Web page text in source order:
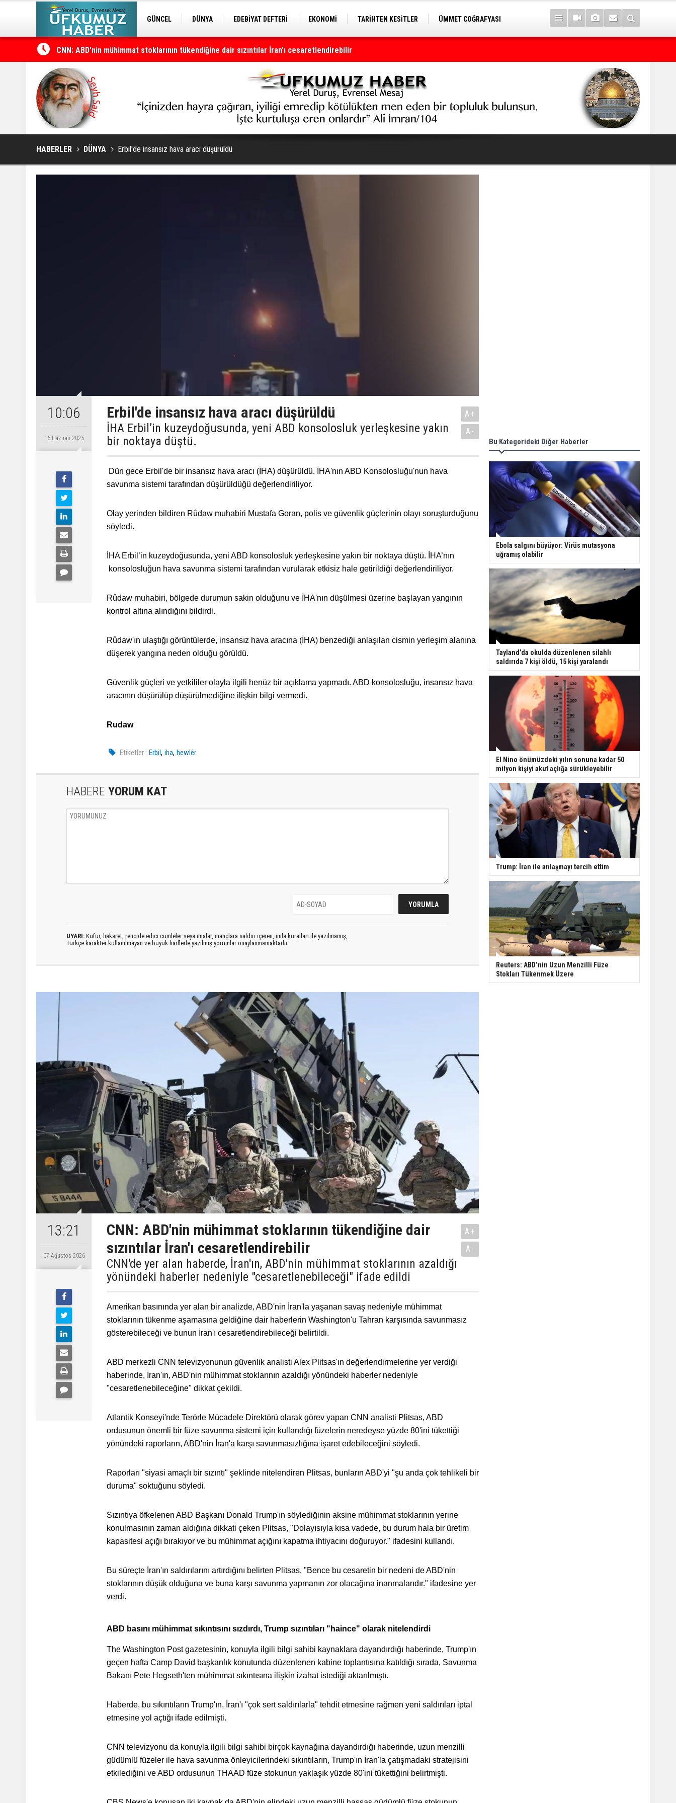
GÜNCEL DÜNYA EDEBİYAT DEFTERİ EKONOMİ TARİHTEN KESİTLER
ÜMMET COĞRAFYASI
CNN: ABD'nin mühimmat stoklarının tükendiğine dair sızıntılar İran'ı cesaretlendirebilir
HABERLER DÜNYA Erbil'de insansız hava aracı düşürüldü
10:06
16 Haziran 2025
Erbil'de insansız hava aracı düşürüldü
İHA Erbil’in kuzeydoğusunda, yeni ABD konsolosluk yerleşkesine yakın
bir noktaya düştü.
A+
A-
Dün gece Erbil'de bir insansız hava aracı (İHA) düşürüldü. İHA'nın ABD Konsolosluğu'nun hava
savunma sistemi tarafından düşürüldüğü değerlendiriliyor.
Olay yerinden bildiren Rûdaw muhabiri Mustafa Goran, polis ve güvenlik güçlerinin olayı soruşturduğunu
söyledi.
İHA Erbil’in kuzeydoğusunda, yeni ABD konsolosluk yerleşkesine yakın bir noktaya düştü. İHA’nın
konsolosluğun hava savunma sistemi tarafından vurularak etkisiz hale getirildiği değerlendiriliyor.
Rûdaw muhabiri, bölgede durumun sakin olduğunu ve İHA'nın düşülmesi üzerine başlayan yangının
kontrol altına alındığını bildirdi.
Rûdaw'ın ulaştığı görüntülerde, insansız hava aracına (İHA) benzediği anlaşılan cismin yerleşim alanına
düşerek yangına neden olduğu görüldü.
Güvenlik güçleri ve yetkililer olayla ilgili henüz bir açıklama yapmadı. ABD konsolosluğu, insansız hava
aracının düşürülüp düşürülmediğine ilişkin bilgi vermedi.
Rudaw
Etiketler : Erbil,iha,hewlêr
HABERE YORUM KAT
UYARI: Küfür, hakaret, rencide edici cümleler veya imalar, inançlara saldırı içeren, imla kuralları ile yazılmamış,
Türkçe karakter kullanılmayan ve büyük harflerle yazılmış yorumlar onaylanmamaktadır.
13:21
07 Ağustos 2026
CNN: ABD'nin mühimmat stoklarının tükendiğine dair
sızıntılar İran'ı cesaretlendirebilir
CNN'de yer alan haberde, İran'ın, ABD'nin mühimmat stoklarının azaldığı
yönündeki haberler nedeniyle "cesaretlenebileceği" ifade edildi
A+
A-
Amerikan basınında yer alan bir analizde, ABD'nin İran'la yaşanan savaş nedeniyle mühimmat
stoklarının tükenme aşamasına geldiğine dair haberlerin Washington'u Tahran karşısında savunmasız
gösterebileceği ve bunun İran'ı cesaretlendirebileceği belirtildi.
ABD merkezli CNN televizyonunun güvenlik analisti Alex Plitsas'ın değerlendirmelerine yer verdiği
haberinde, İran'ın, ABD'nin mühimmat stoklarının azaldığı yönündeki haberler nedeniyle
"cesaretlenebileceğine" dikkat çekildi.
Atlantik Konseyi'nde Terörle Mücadele Direktörü olarak görev yapan CNN analisti Plitsas, ABD
ordusunun önemli bir füze savunma sistemi için kullandığı füzelerin neredeyse yüzde 80'ini tükettiği
yönündeki raporların, ABD'nin İran'a karşı savunmasızlığına işaret edebileceğini söyledi.
Raporları "siyasi amaçlı bir sızıntı" şeklinde nitelendiren Plitsas, bunların ABD'yi "şu anda çok tehlikeli bir
duruma" soktuğunu söyledi.
Sızıntıya öfkelenen ABD Başkanı Donald Trump'ın söylediğinin aksine mühimmat stoklarının yerine
konulmasının zaman aldığına dikkati çeken Plitsas, "Dolayısıyla kısa vadede, bu durum hala bir üretim
kapasitesi açığı bırakıyor ve bu mühimmat açığını kapatma ihtiyacını doğuruyor." ifadesini kullandı.
Bu süreçte İran'ın saldırılarını artırdığını belirten Plitsas, "Bence bu cesaretin bir nedeni de ABD'nin
stoklarının düşük olduğuna ve buna karşı savunma yapmanın zor olacağına inanmalarıdır." ifadesine yer
verdi.
ABD basını mühimmat sıkıntısını sızdırdı, Trump sızıntıları "haince" olarak nitelendirdi
The Washington Post gazetesinin, konuyla ilgili bilgi sahibi kaynaklara dayandırdığı haberinde, Trump'ın
geçen hafta Camp David başkanlık konutunda düzenlenen kabine toplantısına katıldığı sırada, Savunma
Bakanı Pete Hegseth'ten mühimmat sıkıntısına ilişkin izahat istediği aktarılmıştı.
Haberde, bu sıkıntıların Trump'ın, İran'ı "çok sert saldırılarla" tehdit etmesine rağmen yeni saldırıları iptal
etmesine yol açtığı ifade edilmişti.
CNN televizyonu da konuyla ilgili bilgi sahibi birçok kaynağına dayandırdığı haberinde, uzun menzilli
güdümlü füzeler ile hava savunma önleyicilerindeki sıkıntıların, Trump'ın İran'la çatışmadaki stratejisini
etkilediğini ve ABD ordusunun THAAD füze stokunun yaklaşık yüzde 80'ini tükettiğini belirtmişti.
Bu Kategorideki Diğer Haberler
Ebola salgını büyüyor: Virüs mutasyona
uğramış olabilir
Tayland’da okulda düzenlenen silahlı
saldırıda 7 kişi öldü, 15 kişi yaralandı
El Nino önümüzdeki yılın sonuna kadar 50
milyon kişiyi akut açlığa sürükleyebilir
Trump: İran ile anlaşmayı tercih ettim
Reuters: ABD’nin Uzun Menzilli Füze
Stokları Tükenmek Üzere